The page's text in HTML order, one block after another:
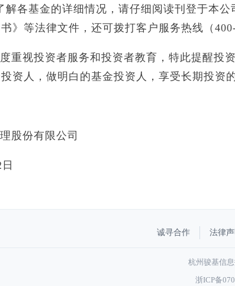
解各基金的详细情况，请仔细阅读刊登于本
》等法律文件，还可拨打客户服务热线（
重视投资者服务和投资者教育，特此提醒投
资人，做明白的基金投资人，享受长期投资
股份有限公司
诚寻合作 法律声
杭州骏基信
浙ICP备